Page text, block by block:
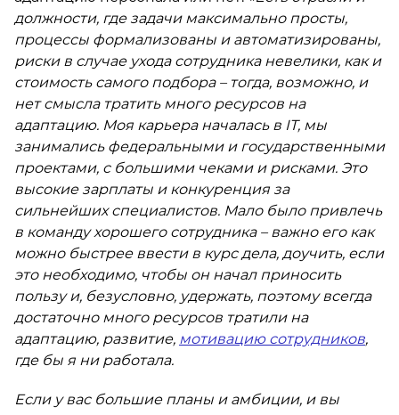
должности, где задачи максимально просты,
процессы формализованы и автоматизированы,
риски в случае ухода сотрудника невелики, как и
стоимость самого подбора – тогда, возможно, и
нет смысла тратить много ресурсов на
адаптацию. Моя карьера началась в IT, мы
занимались федеральными и государственными
проектами, с большими чеками и рисками. Это
высокие зарплаты и конкуренция за
сильнейших специалистов. Мало было привлечь
в команду хорошего сотрудника – важно его как
можно быстрее ввести в курс дела, доучить, если
это необходимо, чтобы он начал приносить
пользу и, безусловно, удержать, поэтому всегда
достаточно много ресурсов тратили на
адаптацию, развитие, мотивацию сотрудников,
где бы я ни работала.
Если у вас большие планы и амбиции, и вы